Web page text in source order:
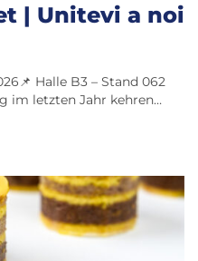
| Unitevi a noi
Halle B3 – Stand 062
im letzten Jahr kehren…